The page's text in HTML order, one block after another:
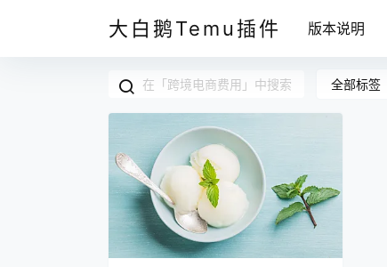
大白鹅Temu插件 版本说明
全部标签